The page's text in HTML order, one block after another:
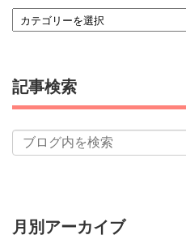
記事検索
月別アーカイブ